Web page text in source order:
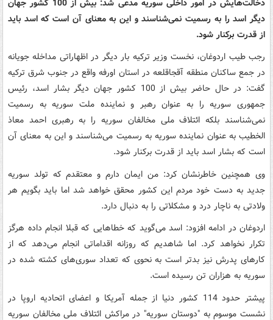
دخالت‌هایش در امور داخلی سوریه مدعی شد: بیش از 100 کشور جهان
دیگر اسد را به رسمیت نمی‌شناسند و این به معنای آن است که اسد باید
از قدرت برکنار شود.
رجب طیب اردوغان، نخست وزیر ترکیه بار دیگر در اظهاراتی مداخله جویانه
در جمع ساکنان منطقه آقجاقلعه در استان اورفه واقع در جنوب شرق ترکیه
گفت: در حال حاضر بیش از 100 کشور جهان دیگر بشار اسد، رئیس
جمهوری سوریه را به عنوان رهبر و نماینده ملت سوریه به رسمیت
نمی‌شناسند بلکه ائتلاف ملی مخالفان سوریه را به رهبری احمد معاذ
الخطیب به عنوان نماینده سوریه به رسمیت می‌شناسند و این به معنای آن
است که بشار اسد باید از قدرت برکنار شود.
وی همچنین خاطرنشان کرد: من ایمان دارم و معتقدم که تولد سوریه
جدید به دست خود مردم این کشور محقق خواهد شد اما باید بگویم هر
ولادتی به ناچار درد و مشکلاتی را به دنبال دارد.
اردوغان در ادامه افزود: اسد می‌گوید که خطاهایی که قبلا انجام داده هرگز
تکرار نخواهد کرد. اما شاهدیم که روزانه اقداماتی انجام می‌دهد که از
کارهای پدرش نیز بدتر است به نحوی که تعداد سوری‌های کشته شده در
سوریه به هزاران تن رسیده است.
پیشتر حدود 114 کشور دنیا از جمله آمریکا و اعضای اتحادیه اروپا در
نشست موسوم به "دوستان سوریه" در مراکش ائتلاف ملی مخالفان سوریه